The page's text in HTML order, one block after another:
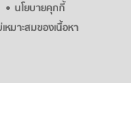
นโยบายคุกกี้
หมาะสมของเนื้อหา